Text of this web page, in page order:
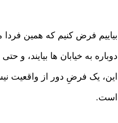
بیاییم فرض کنیم که همین فردا
دوباره به خیابان ها بیایند، و
این، یک فرضِ دور از واقعیت
است.